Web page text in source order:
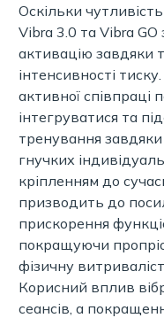
Оскільки
Vibra 3.0 та Vibra
активацію завдяки
інтенсивності
активної співпраці
інтегруватися та
тренування
гнучких
кріпленням до
призводить до
прискорення
покращуючи
фізичну
Корисний вплив
сеансів, а